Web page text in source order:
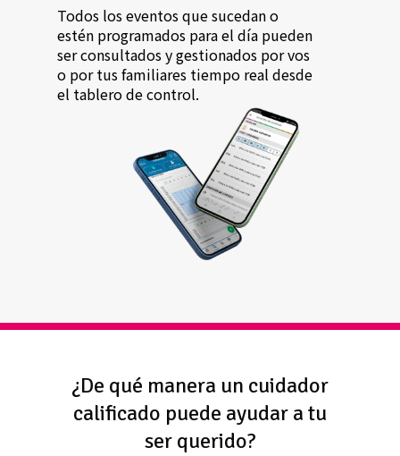
Todos los eventos que sucedan o
estén programados para el día pueden
ser consultados y gestionados por vos
o por tus familiares tiempo real desde
el tablero de control.
¿De qué manera un cuidador
calificado puede ayudar a tu
ser querido?